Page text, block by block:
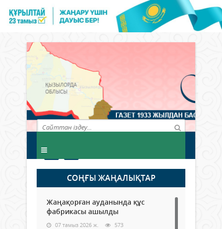
СОҢҒЫ ЖАҢАЛЫҚТАР
Жаңақорған ауданында құс
фабрикасы ашылды
07 тамыз 2026 ж. 573